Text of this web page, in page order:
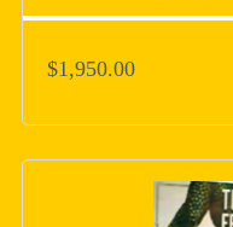
$1,950.00